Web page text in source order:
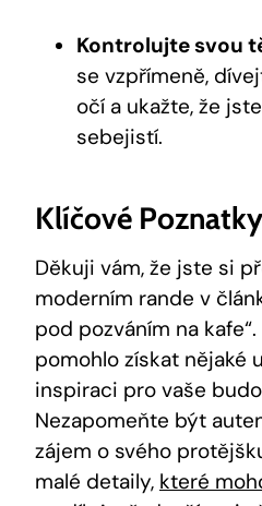
Kontrolujte svou
se vzpřímeně,
očí a ukažte, že
sebejistí.
Klíčové Poznatky
Děkuji vám, že jste si
moderním rande v
pod pozváním na
pomohlo získat nějaké
inspiraci pro vaše
Nezapomeňte být
zájem o svého
malé detaily, které